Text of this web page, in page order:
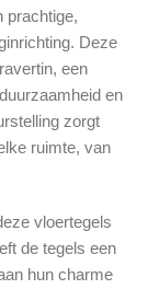
prachtige,
Deze
een
en
zorgt
ruimte, van
vloertegels
de tegels een
hun charme